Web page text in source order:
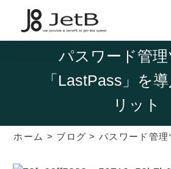
パスワード管
「LastPass」を
リット
ホーム > ブログ >パスワード管